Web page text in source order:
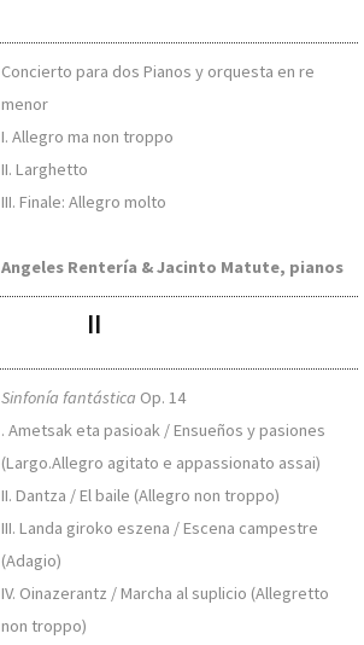
Concierto para dos Pianos y orquesta en re
menor
I. Allegro ma non troppo
II. Larghetto
III. Finale: Allegro molto
Angeles Rentería & Jacinto Matute, pianos
II
Sinfonía fantástica Op. 14
. Ametsak eta pasioak / Ensueños y pasiones
(Largo.Allegro agitato e appassionato assai)
II. Dantza / El baile (Allegro non troppo)
III. Landa giroko eszena / Escena campestre
(Adagio)
IV. Oinazerantz / Marcha al suplicio (Allegretto
non troppo)